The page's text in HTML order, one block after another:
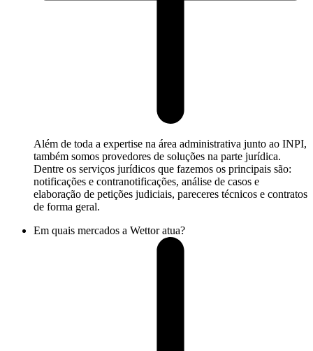
Além de toda a expertise na área administrativa junto ao INPI,
também somos provedores de soluções na parte jurídica.
Dentre os serviços jurídicos que fazemos os principais são:
notificações e contranotificações, análise de casos e
elaboração de petições judiciais, pareceres técnicos e contratos
de forma geral.
Em quais mercados a Wettor atua?